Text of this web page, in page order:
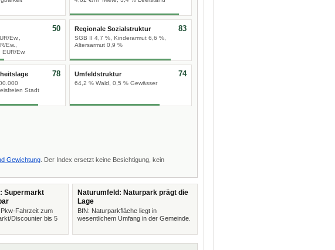
Ew.,
Ew.,
Ew.
50 Regionale Sozialstruktur
SGB II 4,7 %, Kinderarmut 6,6 %,
Altersarmut 0,9 %
83
Stadt
78 Umfeldstruktur
64,2 % Wald, 0,5 % Gewässer
74
Gewichtung . Der Index ersetzt keine Besichtigung, kein
Supermarkt
Fahrzeit zum
Discounter bis 5
Naturumfeld: Naturpark prägt die
Lage
BfN: Naturparkfläche liegt in
wesentlichem Umfang in der Gemeinde.